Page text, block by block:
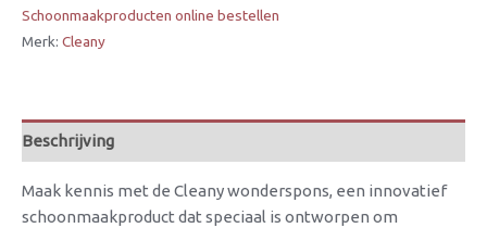
Schoonmaakproducten online bestellen
Merk: Cleany
Beschrijving
Maak kennis met de Cleany wonderspons, een innovatief
schoonmaakproduct dat speciaal is ontworpen om